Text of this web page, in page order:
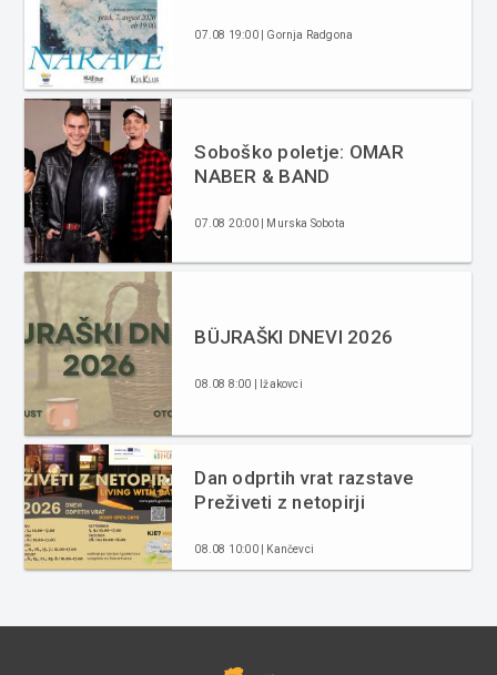
07.08 19:00 | Gornja Radgona
Soboško poletje: OMAR
NABER & BAND
07.08 20:00 | Murska Sobota
BÜJRAŠKI DNEVI 2026
08.08 8:00 | Ižakovci
Dan odprtih vrat razstave
Preživeti z netopirji
08.08 10:00 | Kančevci